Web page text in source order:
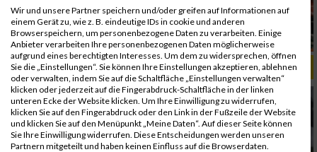
ALBUM B2RUN KÖLN / 05.09.2019
Wir und unsere Partner speichern und/oder greifen auf Informationen auf
einem Gerät zu, wie z. B. eindeutige IDs in cookie und anderen
Browserspeichern, um personenbezogene Daten zu verarbeiten. Einige
Anbieter verarbeiten Ihre personenbezogenen Daten möglicherweise
aufgrund eines berechtigten Interesses. Um dem zu widersprechen, öffnen
Sie die „Einstellungen“. Sie können Ihre Einstellungen akzeptieren, ablehnen
oder verwalten, indem Sie auf die Schaltfläche „Einstellungen verwalten“
klicken oder jederzeit auf die Fingerabdruck-Schaltfläche in der linken
unteren Ecke der Website klicken. Um Ihre Einwilligung zu widerrufen,
klicken Sie auf den Fingerabdruck oder den Link in der Fußzeile der Website
und klicken Sie auf den Menüpunkt „Meine Daten“. Auf dieser Seite können
Sie Ihre Einwilligung widerrufen. Diese Entscheidungen werden unseren
Partnern mitgeteilt und haben keinen Einfluss auf die Browserdaten.